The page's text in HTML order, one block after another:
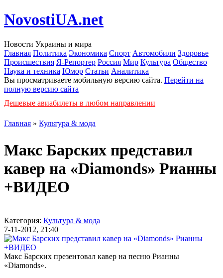
NovostiUA.net
Новости Украины и мира
Главная Политика Экономика Спорт Автомобили Здоровье
Происшествия Я-Репортер Россия Мир Культура Общество
Наука и техника Юмор Статьи Аналитика
Вы просматриваете мобильную версию сайта. Перейти на
полную версию сайта
Дешевые авиабилеты в любом направлении
Главная » Культура & мода
Макс Барских представил
кавер на «Diamonds» Рианны
+ВИДЕО
Категория: Культура & мода
7-11-2012, 21:40
Макс Барских презентовал кавер на песню Рианны
«Diamonds».